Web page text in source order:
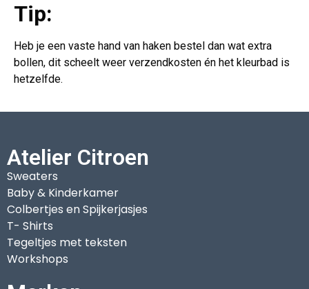
Tip:
Heb je een vaste hand van haken bestel dan wat extra
bollen, dit scheelt weer verzendkosten én het kleurbad is
hetzelfde.
Atelier Citroen
Sweaters
Baby & Kinderkamer
Colbertjes en Spijkerjasjes
T- Shirts
Tegeltjes met teksten
Workshops